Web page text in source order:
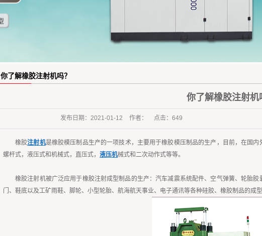
你了解橡胶注射机吗？
你了解橡胶注射机
发布日期： 2021-01-12 作者： 点击： 649
橡胶注射机是橡胶模压制品生产的一项技术，主要用于橡胶模压制品的生产，目前，在国
螺杆式，液压式和机械式，直压式， 液压机械式和二次动作式等等。
橡胶注射机被广泛应用于橡胶注射成型制品的生产：汽车减震系统配件、空气弹簧、轮胎
门、鞋底以及工矿雨鞋、脚轮、小型轮胎、航海航天事业、电子通讯等各种硅胶、橡胶制品的成型